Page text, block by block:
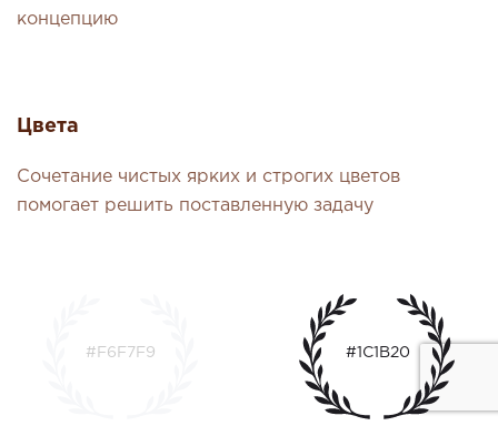
концепцию
Цвета
Сочетание чистых ярких и строгих цветов
помогает решить поставленную задачу